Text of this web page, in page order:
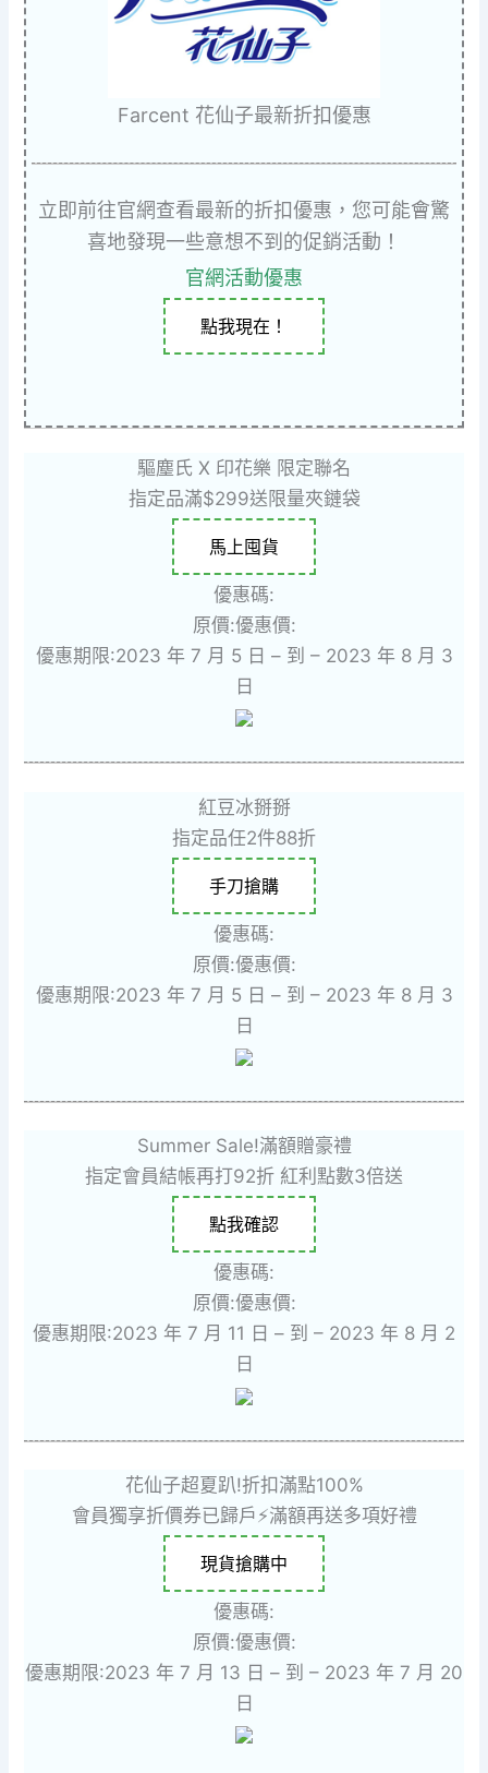
Farcent 花仙子最新折扣優惠
立即前往官網查看最新的折扣優惠，您可能會驚
喜地發現一些意想不到的促銷活動！
官網活動優惠
點我現在！
驅塵氏 X 印花樂 限定聯名
指定品滿$299送限量夾鏈袋
馬上囤貨
優惠碼:
原價:優惠價:
優惠期限:2023 年 7 月 5 日 – 到 – 2023 年 8 月 3
日
紅豆冰掰掰
指定品任2件88折
手刀搶購
優惠碼:
原價:優惠價:
優惠期限:2023 年 7 月 5 日 – 到 – 2023 年 8 月 3
日
Summer Sale!滿額贈豪禮
指定會員結帳再打92折 紅利點數3倍送
點我確認
優惠碼:
原價:優惠價:
優惠期限:2023 年 7 月 11 日 – 到 – 2023 年 8 月 2
日
花仙子超夏趴!折扣滿點100%
會員獨享折價券已歸戶⚡滿額再送多項好禮
現貨搶購中
優惠碼:
原價:優惠價:
優惠期限:2023 年 7 月 13 日 – 到 – 2023 年 7 月 20
日